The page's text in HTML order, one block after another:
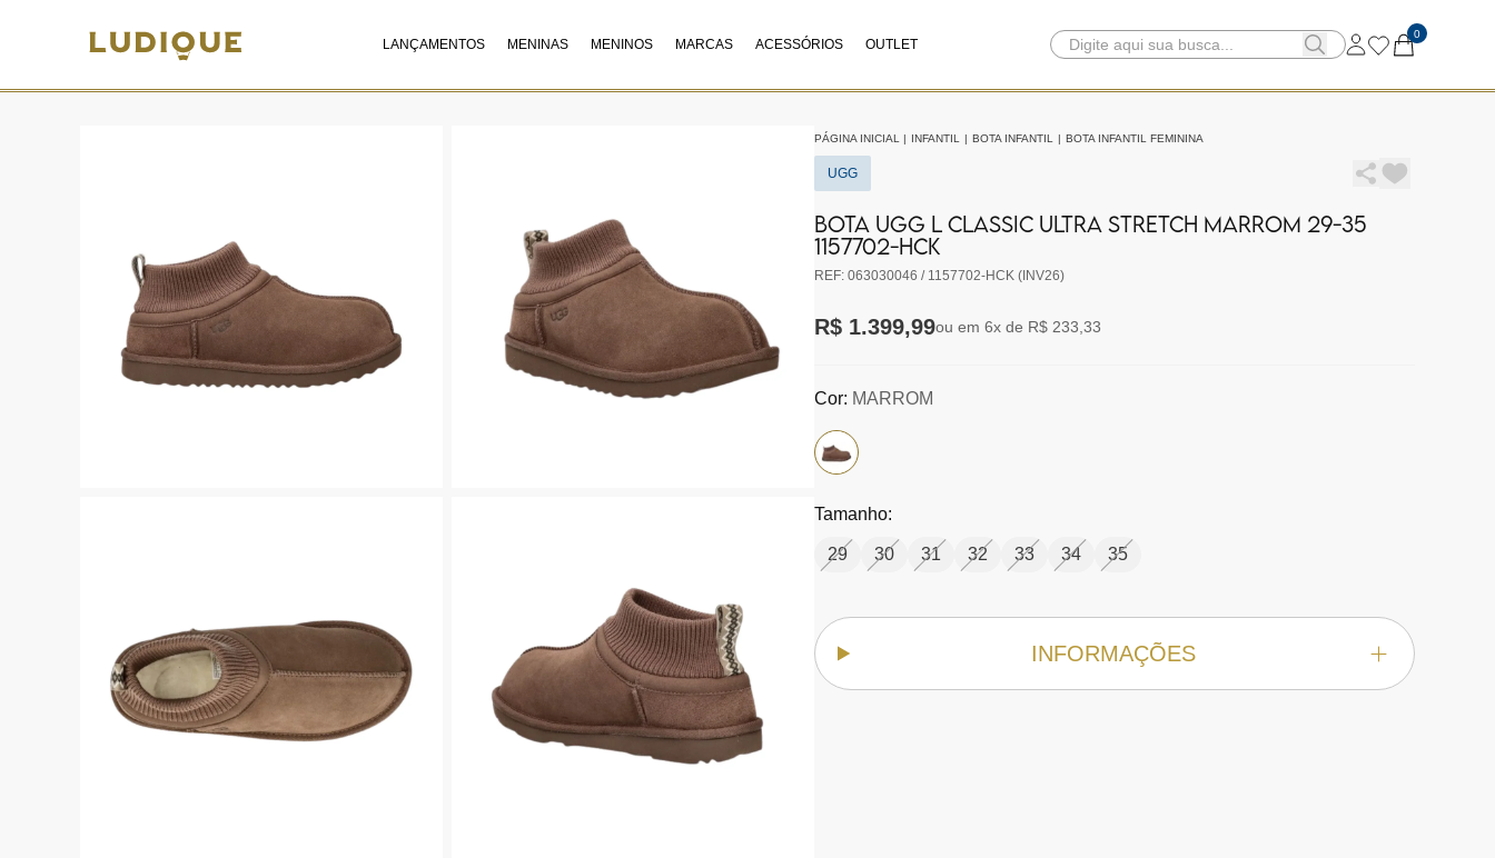
LANÇAMENTOS MENINAS MENINOS MARCAS ACESSÓRIOS OUTLET
0
PÁGINA INICIAL | INFANTIL | BOTA INFANTIL | BOTA INFANTIL FEMININA
UGG
BOTA UGG L CLASSIC ULTRA STRETCH MARROM 29-35
1157702-HCK
REF: 063030046 / 1157702-HCK (INV26)
R$ 1.399,99ou em 6x de R$ 233,33
Cor: MARROM
Tamanho:
29 30 31 32 33 34 35
INFORMAÇÕES